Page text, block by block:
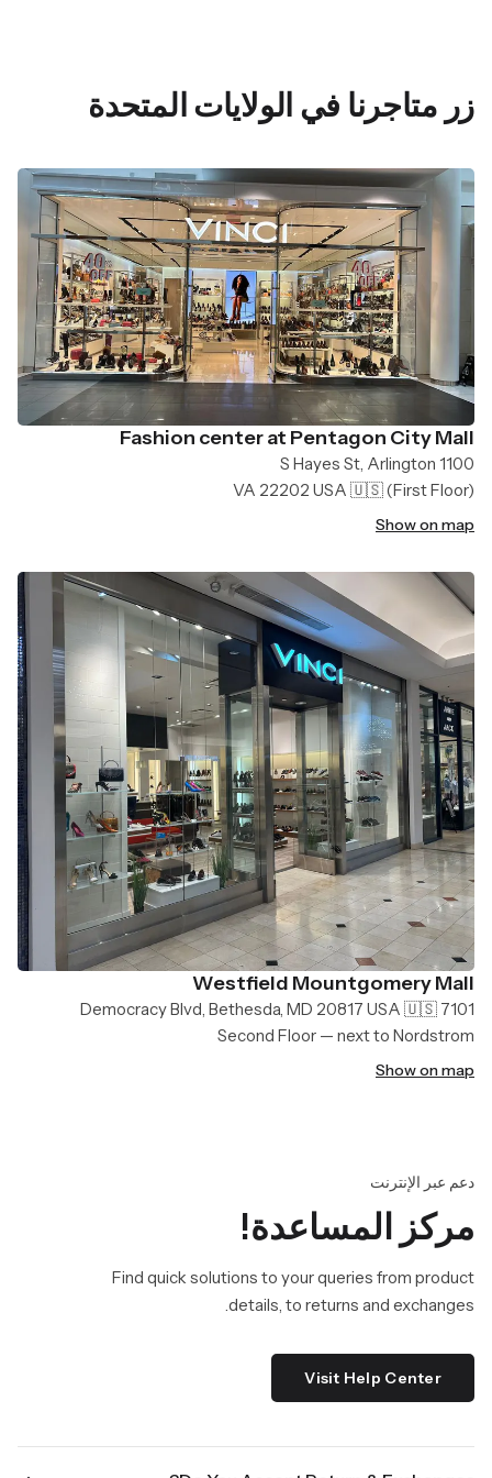
زر متاجرنا في الولايات المتحدة
Fashion center at Pentagon City Mall
1100 S Hayes St, Arlington
VA 22202 USA 🇺🇸(First Floor)
Show on map
Westfield Mountgomery Mall
7101 Democracy Blvd, Bethesda, MD 20817 USA 🇺🇸
Second Floor — next to Nordstrom
Show on map
دعم عبر الإنترنت
مركز المساعدة!
Find quick solutions to your queries from product
details, to returns and exchanges.
Visit Help Center